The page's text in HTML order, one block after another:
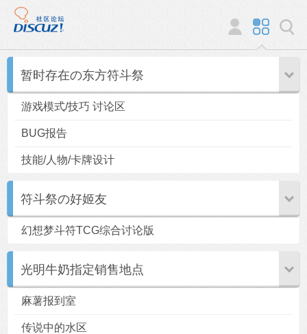
暂时存在の东方符斗祭
游戏模式/技巧 讨论区
BUG报告
技能/人物/卡牌设计
符斗祭の好姬友
幻想梦斗符TCG综合讨论版
光明牛奶指定销售地点
麻薯报到室
传说中的水区